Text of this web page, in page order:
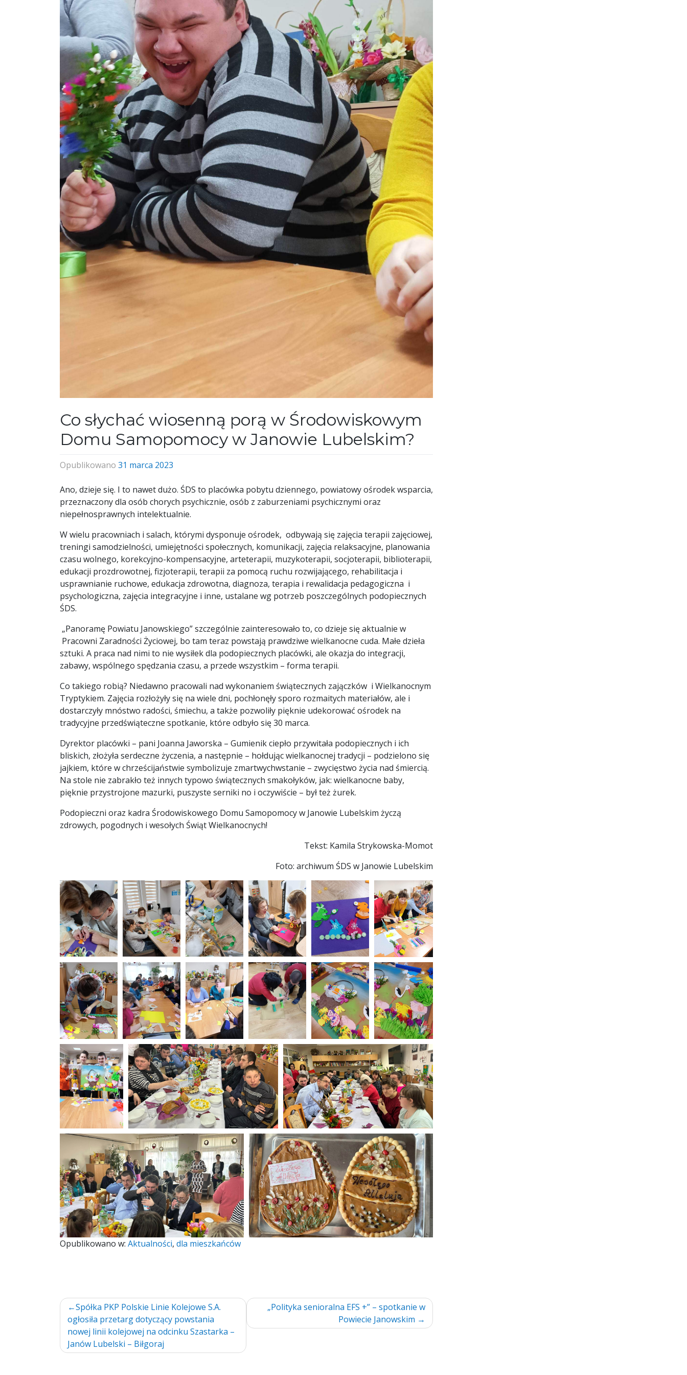
Co słychać wiosenną porą w Środowiskowym
Domu Samopomocy w Janowie Lubelskim?
Opublikowano 31 marca 2023
Ano, dzieje się. I to nawet dużo. ŚDS to placówka pobytu dziennego, powiatowy ośrodek wsparcia,
przeznaczony dla osób chorych psychicznie, osób z zaburzeniami psychicznymi oraz
niepełnosprawnych intelektualnie.
W wielu pracowniach i salach, którymi dysponuje ośrodek, odbywają się zajęcia terapii zajęciowej,
treningi samodzielności, umiejętności społecznych, komunikacji, zajęcia relaksacyjne, planowania
czasu wolnego, korekcyjno-kompensacyjne, arteterapii, muzykoterapii, socjoterapii, biblioterapii,
edukacji prozdrowotnej, fizjoterapii, terapii za pomocą ruchu rozwijającego, rehabilitacja i
usprawnianie ruchowe, edukacja zdrowotna, diagnoza, terapia i rewalidacja pedagogiczna i
psychologiczna, zajęcia integracyjne i inne, ustalane wg potrzeb poszczególnych podopiecznych
ŚDS.
„Panoramę Powiatu Janowskiego” szczególnie zainteresowało to, co dzieje się aktualnie w
Pracowni Zaradności Życiowej, bo tam teraz powstają prawdziwe wielkanocne cuda. Małe dzieła
sztuki. A praca nad nimi to nie wysiłek dla podopiecznych placówki, ale okazja do integracji,
zabawy, wspólnego spędzania czasu, a przede wszystkim – forma terapii.
Co takiego robią? Niedawno pracowali nad wykonaniem świątecznych zajączków i Wielkanocnym
Tryptykiem. Zajęcia rozłożyły się na wiele dni, pochłonęły sporo rozmaitych materiałów, ale i
dostarczyły mnóstwo radości, śmiechu, a także pozwoliły pięknie udekorować ośrodek na
tradycyjne przedświąteczne spotkanie, które odbyło się 30 marca.
Dyrektor placówki – pani Joanna Jaworska – Gumienik ciepło przywitała podopiecznych i ich
bliskich, złożyła serdeczne życzenia, a następnie – hołdując wielkanocnej tradycji – podzielono się
jajkiem, które w chrześcijaństwie symbolizuje zmartwychwstanie – zwycięstwo życia nad śmiercią.
Na stole nie zabrakło też innych typowo świątecznych smakołyków, jak: wielkanocne baby,
pięknie przystrojone mazurki, puszyste serniki no i oczywiście – był też żurek.
Podopieczni oraz kadra Środowiskowego Domu Samopomocy w Janowie Lubelskim życzą
zdrowych, pogodnych i wesołych Świąt Wielkanocnych!
Tekst: Kamila Strykowska-Momot
Foto: archiwum ŚDS w Janowie Lubelskim
Opublikowano w: Aktualności, dla mieszkańców
Nawigacja
wpisu
Spółka PKP Polskie Linie Kolejowe S.A.
ogłosiła przetarg dotyczący powstania
nowej linii kolejowej na odcinku Szastarka –
Janów Lubelski – Biłgoraj
„Polityka senioralna EFS +” – spotkanie w
Powiecie Janowskim